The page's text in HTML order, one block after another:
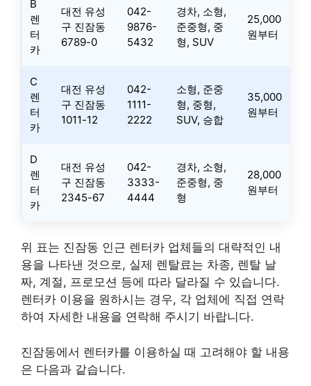
B
렌
터
카
대전 유성
구 진잠동
6789-0
042-
9876-
5432
경차, 소형,
준중형, 중
형, SUV
25,000
원부터
C
렌
터
카
대전 유성
구 진잠동
1011-12
042-
1111-
2222
소형, 준중
형, 중형,
SUV, 승합
35,000
원부터
D
렌
터
카
대전 유성
구 진잠동
2345-67
042-
3333-
4444
경차, 소형,
준중형, 중
형
28,000
원부터
위 표는 진잠동 인근 렌터카 업체들의 대략적인 내
용을 나타낸 것으로, 실제 렌탈료는 차종, 렌탈 날
짜, 계절, 프로모션 등에 따라 달라질 수 있습니다.
렌터카 이용을 원하시는 경우, 각 업체에 직접 연락
하여 자세한 내용을 연락해 주시기 바랍니다.
진잠동에서 렌터카를 이용하실 때 고려해야 할 내용
은 다음과 같습니다.